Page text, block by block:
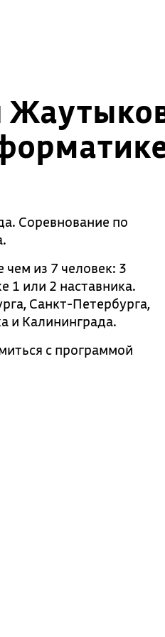
Соревнование по
из 7 человек: 3
1 или 2 наставника.
Санкт-Петербурга,
и Калининграда.
с программой